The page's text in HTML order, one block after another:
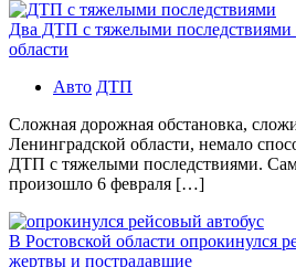
Два ДТП с тяжелыми последствиями
области
Авто ДТП
Сложная дорожная обстановка,
Ленинградской области, немало
ДТП с тяжелыми последствиями.
произошло 6 февраля […]
В Ростовской области опрокинулся
жертвы и пострадавшие